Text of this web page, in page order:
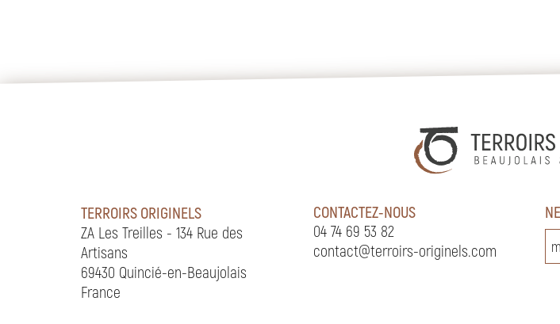
TERROIRS ORIGINELS
ZA Les Treilles - 134 Rue des
Artisans
69430 Quincié-en-Beaujolais
France
CONTACTEZ-NOUS
04 74 69 53 82
contact@terroirs-originels.com